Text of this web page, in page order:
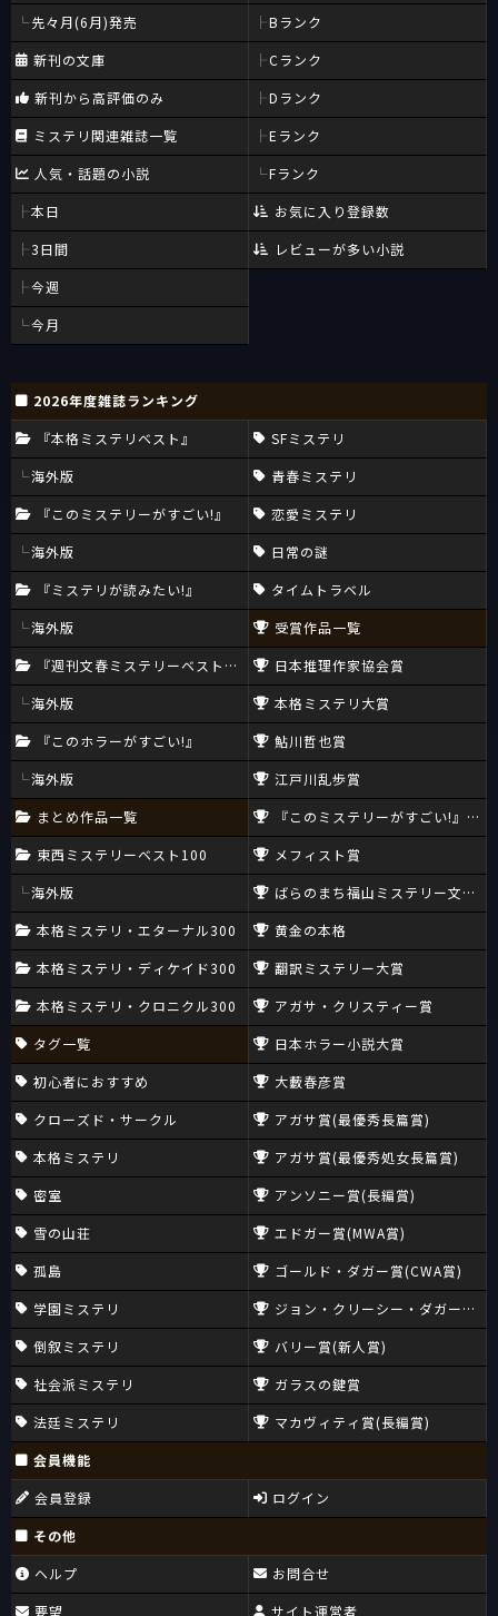
先々月(6月)発売
新刊の文庫
新刊から高評価のみ
ミステリ関連雑誌一覧
人気・話題の小説
本日
3日間
今週
今月
Bランク
Cランク
Dランク
Eランク
Fランク
お気に入り登録数
レビューが多い小説
2026年度雑誌ランキング
『本格ミステリベスト』
海外版
『このミステリーがすごい!』
海外版
『ミステリが読みたい!』
海外版
『週刊文春ミステリーベスト10』
海外版
『このホラーがすごい!』
海外版
まとめ作品一覧
東西ミステリーベスト100
海外版
本格ミステリ・エターナル300
本格ミステリ・ディケイド300
本格ミステリ・クロニクル300
タグ一覧
初心者におすすめ
クローズド・サークル
本格ミステリ
密室
雪の山荘
孤島
学園ミステリ
倒叙ミステリ
社会派ミステリ
法廷ミステリ
SFミステリ
青春ミステリ
恋愛ミステリ
日常の謎
タイムトラベル
受賞作品一覧
日本推理作家協会賞
本格ミステリ大賞
鮎川哲也賞
江戸川乱歩賞
『このミステリーがすごい!』大賞
メフィスト賞
ばらのまち福山ミステリー文学新
黄金の本格
翻訳ミステリー大賞
アガサ・クリスティー賞
日本ホラー小説大賞
大藪春彦賞
アガサ賞(最優秀長篇賞)
アガサ賞(最優秀処女長篇賞)
アンソニー賞(長編賞)
エドガー賞(MWA賞)
ゴールド・ダガー賞(CWA賞)
ジョン・クリーシー・ダガー賞
バリー賞(新人賞)
ガラスの鍵賞
マカヴィティ賞(長編賞)
会員機能
会員登録
ログイン
その他
ヘルプ
要望
お問合せ
サイト運営者